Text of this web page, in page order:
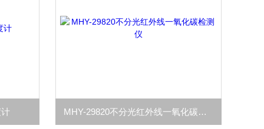
MHY-29820不分光红外线一氧化碳检测仪